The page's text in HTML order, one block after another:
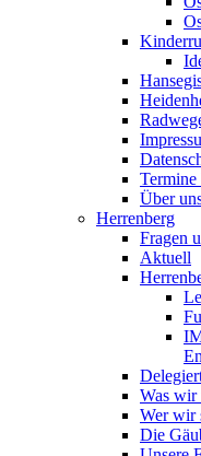
Über
Herrenberg
Fragen
Aktuell
Was wir
Wer wir
Die